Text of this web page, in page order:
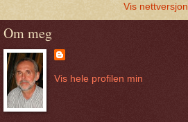
Vis nettversjon
Om meg
Vis hele profilen min